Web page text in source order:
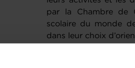
par la Chambre de
scolaire du monde
dans leur choix
Nous remercions